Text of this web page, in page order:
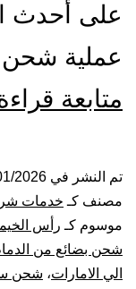
على أحدث
عملية
متابعة
تم النشر في 2026
مصنف كـ خدمات
موسوم كـ رأس
شحن بضائع من
الي الامارات، شحن